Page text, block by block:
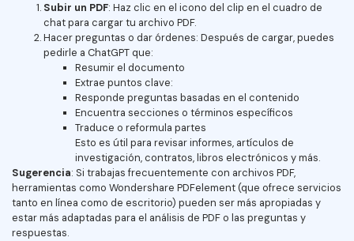
Subir un PDF: Haz clic en el icono del clip en el cuadro de
chat para cargar tu archivo PDF.
Hacer preguntas o dar órdenes: Después de cargar, puedes
pedirle a ChatGPT que:
Resumir el documento
Extrae puntos clave:
Responde preguntas basadas en el contenido
Encuentra secciones o términos específicos
Traduce o reformula partes
Esto es útil para revisar informes, artículos de
investigación, contratos, libros electrónicos y más.
Sugerencia: Si trabajas frecuentemente con archivos PDF,
herramientas como Wondershare PDFelement (que ofrece servicios
tanto en línea como de escritorio) pueden ser más apropiadas y
estar más adaptadas para el análisis de PDF o las preguntas y
respuestas.